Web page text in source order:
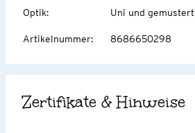
Optik: Uni und gemustert
Artikelnummer: 8686650298
Zertifikate & Hinweise